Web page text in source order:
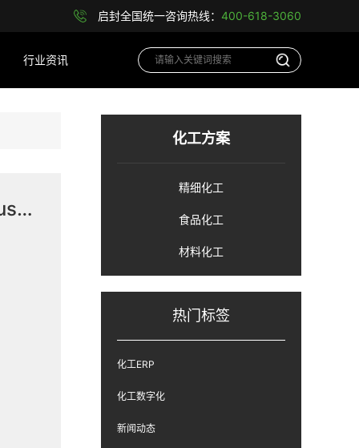
启封全国统一咨询热线： 400-618-3060
行业资讯
Sage X3 vs SAP B1 (SAP Business One)
化工方案
精细化工
食品化工
材料化工
热门标签
化工ERP
化工数字化
新闻动态